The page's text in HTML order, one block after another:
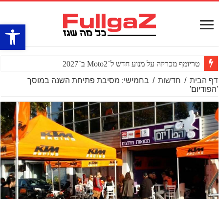
פתח
טריומף מכריזה על מנוע חדש ל־Moto2 ב־2027
דף הבית / חדשות / בחמישי: מסיבת פתיחת השנה במוסך
'הפודיום'